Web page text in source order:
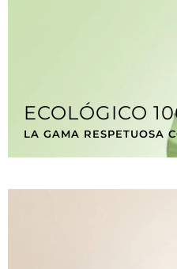
ECOLÓGICO
LA GAMA RESPETUOSA